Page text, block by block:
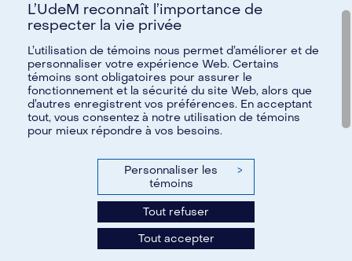
Paramètres des témoins
Besoin d'aide?
Pour toute question, nous vous invitons à communiquer avec
nous par courriel àreseau@umontreal.ca
N'hésitez pas également à consulter notre foire aux
Tous les renseignements fournis à l’Université de Montréal
demeurent confidentiels.
L’UdeM reconnaît l’importance de
respecter la vie privée
L’utilisation de témoins nous permet d’améliorer et de
personnaliser votre expérience Web. Certains
témoins sont obligatoires pour assurer le
fonctionnement et la sécurité du site Web, alors que
d’autres enregistrent vos préférences. En acceptant
tout, vous consentez à notre utilisation de témoins
pour mieux répondre à vos besoins.
Personnaliser les
témoins
>
Tout refuser
Tout accepter